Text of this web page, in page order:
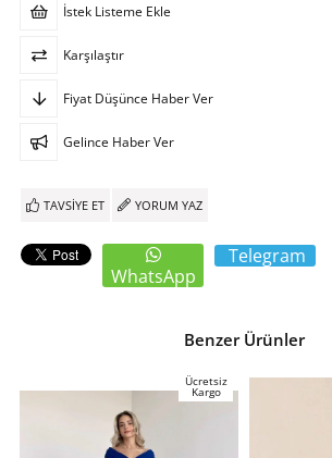
İstek Listeme Ekle
Karşılaştır
Fiyat Düşünce Haber Ver
Gelince Haber Ver
TAVSIYE ET YORUM YAZ
WhatsApp
Telegram
Benzer Ürünler
Ücretsiz
Kargo